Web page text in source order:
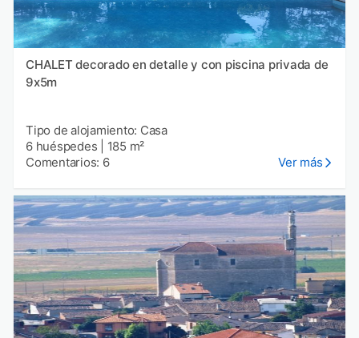
CHALET decorado en detalle y con piscina privada de
9x5m
Tipo de alojamiento: Casa
6 huéspedes
185 m²
Comentarios: 6
Ver más